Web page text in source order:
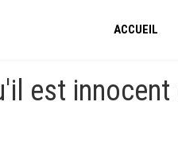
ACCUEIL
est